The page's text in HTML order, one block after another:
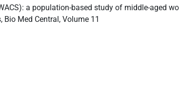
a population-based study of middle-aged
Med Central, Volume 11